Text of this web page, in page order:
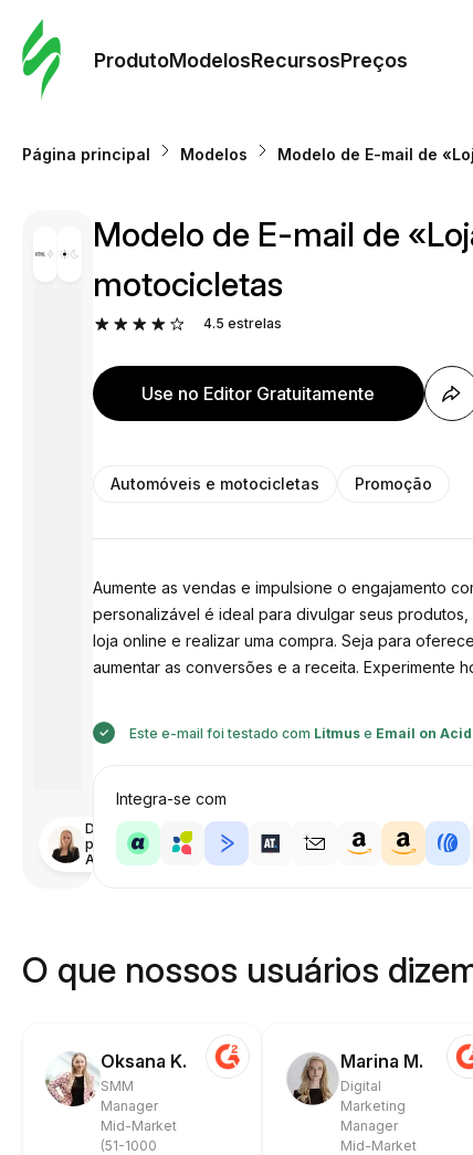
ProdutoModelosRecursosPreços
Página principal Modelos Modelo de E-mail de
Desenhado
por
Anastasiia
Modelo de E-mail de
motocicletas
4.5 estrelas
Use no Editor Gratuitamente
Automóveis e motocicletas Promoção
Aumente as vendas e impulsione o engajamento
personalizável é ideal para divulgar seus
loja online e realizar uma compra. Seja para
aumentar as conversões e a receita. Experimente
Este e-mail foi testado com Litmuse Email on Acid
Integra-se com
O que nossos usuários
Oksana K.
SMM
Manager
Mid-Market
(51-1000
Marina M.
Digital
Marketing
Manager
Mid-Market